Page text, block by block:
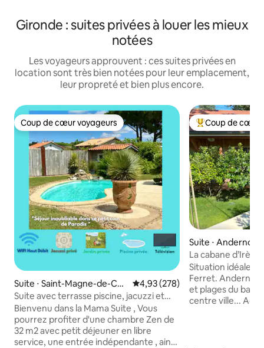
Gironde : suites privées à louer les mieux
notées
Les voyageurs approuvent : ces suites privées en
location sont très bien notées pour leur emplacement,
leur propreté et bien plus encore.
Coup de cœur voyageurs
Coup de cœur voyageurs
Suite ⋅ Saint-Magne-de-Cas
tillon
Évaluation moyenne sur la
4,93 (278)
Suite avec terrasse piscine, jacuzzi et
brasero
Bienvenu dans la Mama Suite , Vous
pourrez profiter d'une chambre Zen de
32 m2 avec petit déjeuner en libre
service, une entrée indépendante , ainsi
Coups de cœur
Coup de cœur
Suite ⋅ Andernos-
La cabane
plages du Betey
Situation idéale
Ferret. Andernos
et plages du
centre ville...